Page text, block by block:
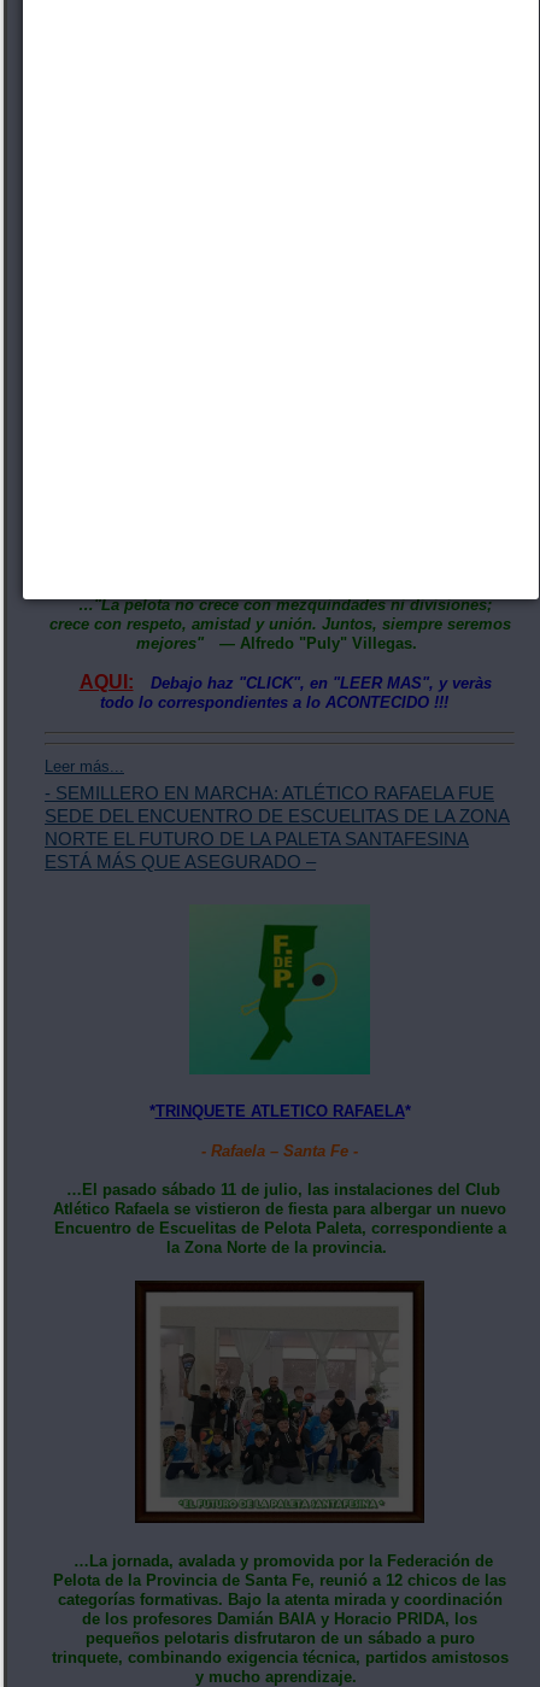
…"La pelota no crece con mezquindades ni divisiones;
crece con respeto, amistad y unión. Juntos, siempre seremos
mejores"
— Alfredo "Puly" Villegas.
AQUI:
Debajo haz "CLICK", en "LEER MAS", y veràs
todo lo correspondientes a lo ACONTECIDO !!!
Leer más...
- SEMILLERO EN MARCHA: ATLÉTICO RAFAELA FUE
SEDE DEL ENCUENTRO DE ESCUELITAS DE LA ZONA
NORTE EL FUTURO DE LA PALETA SANTAFESINA
ESTÁ MÁS QUE ASEGURADO –
*TRINQUETE ATLETICO RAFAELA*
- Rafaela – Santa Fe -
…El pasado sábado 11 de julio, las instalaciones del Club
Atlético Rafaela se vistieron de fiesta para albergar un nuevo
Encuentro de Escuelitas de Pelota Paleta, correspondiente a
la Zona Norte de la provincia.
…La jornada, avalada y promovida por la Federación de
Pelota de la Provincia de Santa Fe, reunió a 12 chicos de las
categorías formativas. Bajo la atenta mirada y coordinación
de los profesores Damián BAIA y Horacio PRIDA, los
pequeños pelotaris disfrutaron de un sábado a puro
trinquete, combinando exigencia técnica, partidos amistosos
y mucho aprendizaje.